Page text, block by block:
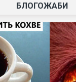
БЛОГОЖАБИ